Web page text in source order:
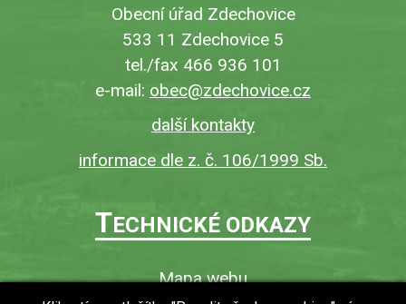
Obecní úřad Zdechovice
533 11 Zdechovice 5
tel./fax 466 936 101
e-mail: obec@zdechovice.cz
další kontakty
informace dle z. č. 106/1999 Sb.
TECHNICKÉ ODKAZY
Mapa webu